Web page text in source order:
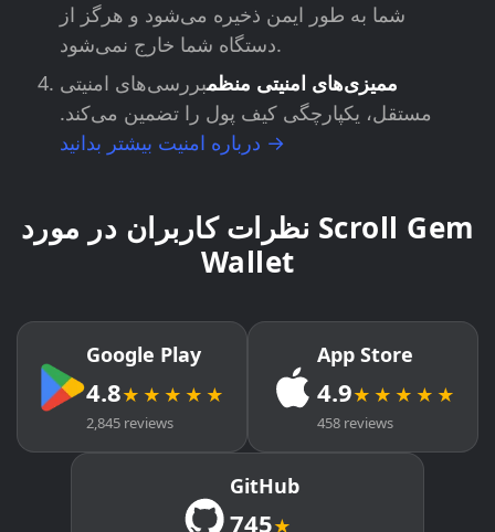
شما به طور ایمن ذخیره می‌شود و هرگز از
دستگاه شما خارج نمی‌شود.
ممیزی‌های امنیتی منظمبررسی‌های امنیتی
مستقل، یکپارچگی کیف پول را تضمین می‌کند.
درباره امنیت بیشتر بدانید →
نظرات کاربران در مورد Scroll Gem
Wallet
Google Play
4.8★★★★★
2,845 reviews
App Store
4.9★★★★★
458 reviews
GitHub
745★